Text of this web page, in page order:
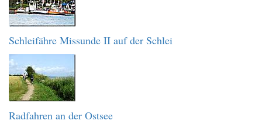
Schleifähre Missunde II auf der Schlei
Radfahren an der Ostsee